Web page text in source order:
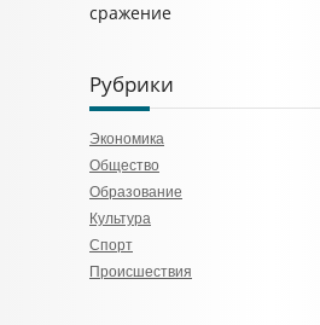
сражение
Рубрики
Экономика
Общество
Образование
Культура
Спорт
Происшествия